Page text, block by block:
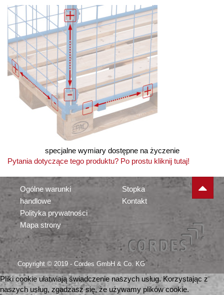
specjalne wymiary dostępne na życzenie
Pytania dotyczące tego produktu? Po prostu kliknij tutaj!
Ogólne warunki
handlowe
Polityka prywatności
Mapa strony
Stopka
Kontakt
Copyright © 2019 - Cordes GmbH & Co. KG
Pliki cookie ułatwiają świadczenie naszych usług. Korzystając z
naszych usług, zgadzasz się, że używamy plików cookie.